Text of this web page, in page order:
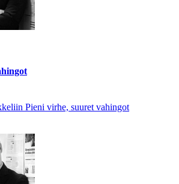
Pieni virhe, suuret vahingot